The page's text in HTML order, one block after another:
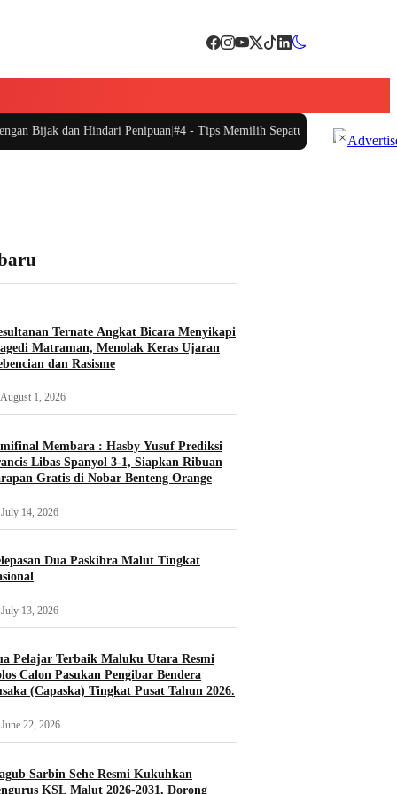
dan Hindari Penipuan| #4 -Tips Memilih Sepatu Marathon yang Sesuai
Ternate Angkat Bicara Menyikapi
Matraman, Menolak Keras Ujaran
dan Rasisme
August 1, 2026
Membara : Hasby Yusuf Prediksi
Libas Spanyol 3-1, Siapkan Ribuan
Gratis di Nobar Benteng Orange
July 14, 2026
Dua Paskibra Malut Tingkat
July 13, 2026
Pelajar Terbaik Maluku Utara Resmi
Calon Pasukan Pengibar Bendera
(Capaska) Tingkat Pusat Tahun 2026.
June 22, 2026
Sarbin Sehe Resmi Kukuhkan
KSL Malut 2026-2031, Dorong
×